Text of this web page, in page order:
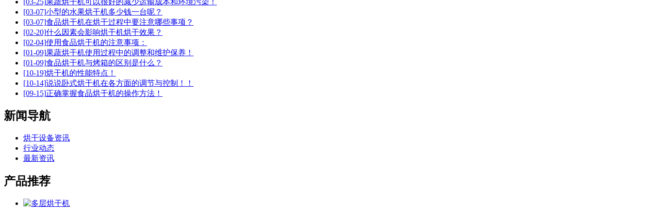
[03-07]小型的水果烘干机多少钱一台呢？
[03-07]食品烘干机在烘干过程中要注意哪些事项？
[02-20]什么因素会影响烘干机烘干效果？
[02-04]使用食品烘干机的注意事项：
[01-09]果蔬烘干机使用过程中的调整和维护保养！
[01-09]食品烘干机与烤箱的区别是什么？
[10-19]烘干机的性能特点！
[10-14]说说卧式烘干机在各方面的调节与控制！！
[09-15]正确掌握食品烘干机的操作方法！
新闻导航
烘干设备资讯
行业动态
最新资讯
产品推荐